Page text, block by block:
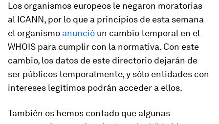
Los organismos europeos le negaron moratorias
al ICANN, por lo que a principios de esta semana
el organismo anunció un cambio temporal en el
WHOIS para cumplir con la normativa. Con este
cambio, los datos de este directorio dejarán de
ser públicos temporalmente, y sólo entidades con
intereses legítimos podrán acceder a ellos.
También os hemos contado que algunas